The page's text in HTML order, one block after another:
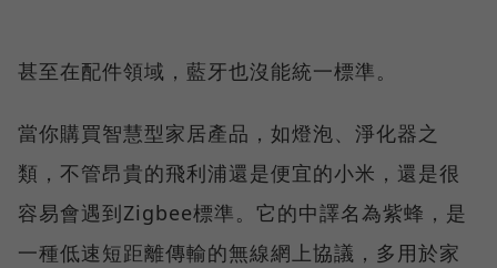
甚至在配件領域，藍牙也沒能統一標準。
當你購買智慧型家居產品，如燈泡、淨化器之
類，不管昂貴的飛利浦還是便宜的小米，還是很
容易會遇到Zigbee標準。它的中譯名為紫蜂，是
一種低速短距離傳輸的無線網上協議，多用於家